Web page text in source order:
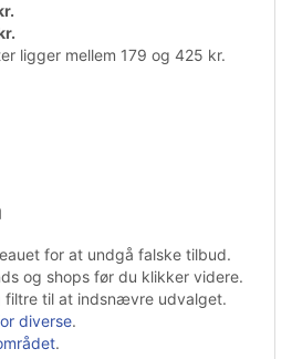
ligger mellem 179 og 425 kr.
for at undgå falske tilbud.
og shops før du klikker videre.
filtre til at indsnævre udvalget.
diverse.
.